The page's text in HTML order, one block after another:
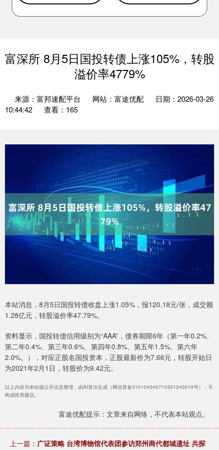
富深所 8月5日国投转债上涨105%，转股
溢价率4779%
来源：富邦速配平台 网站：富途优配
日期：2026-03-26
10:44:42
查看：165
本站消息，8月5日国投转债收盘上涨1.05%，报120.18元/张，成交额
1.28亿元，转股溢价率47.79%。
资料显示，国投转债信用级别为“AAA”，债券期限6年（第一年0.2%、
第二年0.4%、第三年0.6%、第四年0.8%、第五年1.5%、第六年
2.0%。），对应正股名国投资本，正股最新价为7.66元，转股开始日
为2021年2月1日，转股价为9.42元。
以上内容为本站据公开信息整理，由AI算法生成（网信算备310104345710301240019号），不
构成投资建议。
富途优配提示：文章来自网络，不代表本站观点。
上一篇： 广证策略 台湾博物馆代表团参访郑州商代都城遗址 共探